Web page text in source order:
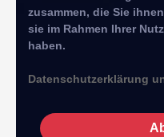
zusammen, die Sie
sie im Rahmen Ihrer
haben.
Datenschutzerklärung